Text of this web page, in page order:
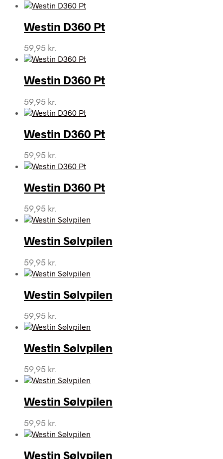
Westin D360 Pt
59,95 kr.
Westin D360 Pt
59,95 kr.
Westin D360 Pt
59,95 kr.
Westin D360 Pt
59,95 kr.
Westin Sølvpilen
59,95 kr.
Westin Sølvpilen
59,95 kr.
Westin Sølvpilen
59,95 kr.
Westin Sølvpilen
59,95 kr.
Westin Sølvpilen